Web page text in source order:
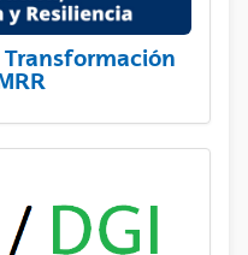
Transformación